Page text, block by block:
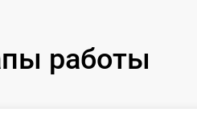
работы